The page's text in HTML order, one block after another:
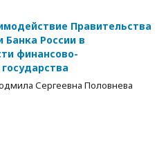
Правительства
России в
финансово-
Сергеевна Половнева